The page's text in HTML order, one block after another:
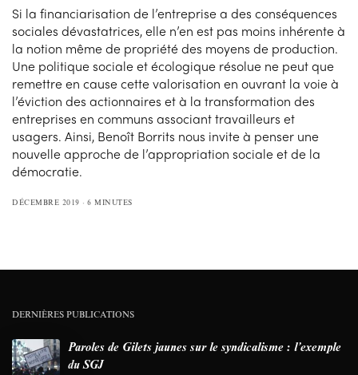
Si la financiarisation de l’entreprise a des conséquences
sociales dévastatrices, elle n’en est pas moins inhérente à
la notion même de propriété des moyens de production.
Une politique sociale et écologique résolue ne peut que
remettre en cause cette valorisation en ouvrant la voie à
l’éviction des actionnaires et à la transformation des
entreprises en communs associant travailleurs et
usagers. Ainsi, Benoît Borrits nous invite à penser une
nouvelle approche de l’appropriation sociale et de la
démocratie.
DÉCEMBRE 2019 6 MINUTES
DERNIÈRES PUBLICATIONS
Paroles de Gilets jaunes sur le syndicalisme : l’exemple
du SGJ